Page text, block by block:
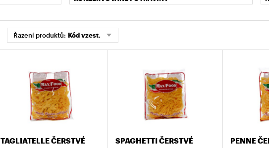
Řazení produktů: Kód vzest.
TAGLIATELLE ČERSTVÉ SPAGHETTI ČERSTVÉ PENNE